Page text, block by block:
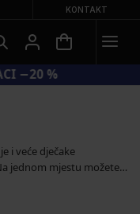
KONTAKT
−20 %
i veće dječake
jednom mjestu možete
gaća i čarapa, hlača i
i jakni.